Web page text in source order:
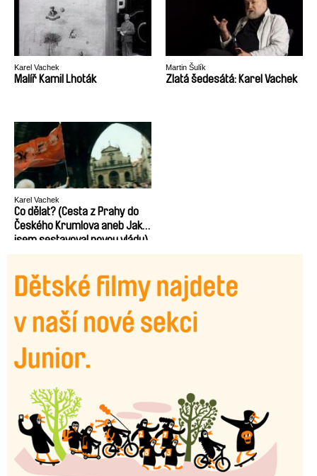
Karel Vachek
Malíř Kamil Lhoták
Martin Šulík
Zlatá šedesátá: Karel Vachek
Karel Vachek
Co dělat? (Cesta z Prahy do
Českého Krumlova aneb Jak
jsem sestavoval novou vládu)